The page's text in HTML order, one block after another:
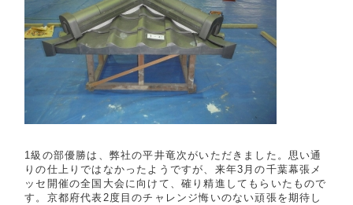
1級の部優勝は、弊社の平井竜次がいただきました。思い通
りの仕上りではなかったようですが、来年3月の千葉幕張メ
ッセ開催の全国大会に向けて、確り精進してもらいたもので
す。京都府代表2度目のチャレンジ悔いのない頑張を期待し